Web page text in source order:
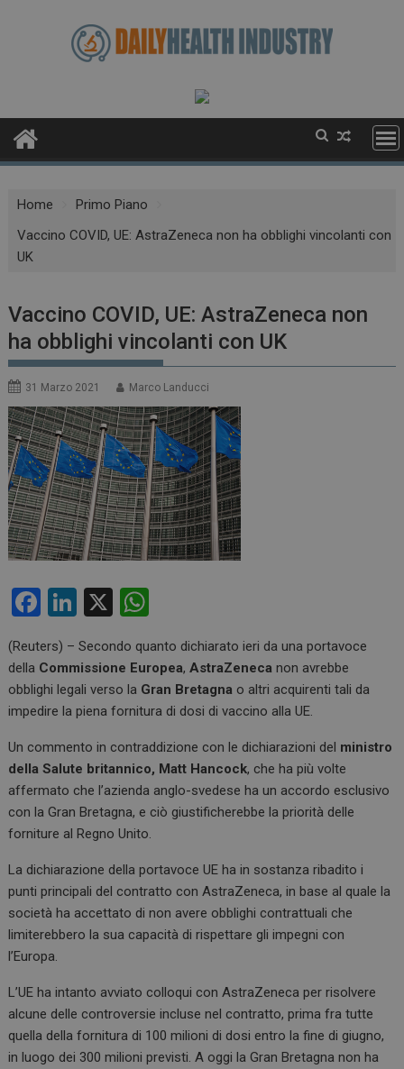
Home
Primo Piano
Vaccino COVID, UE: AstraZeneca non ha obblighi vincolanti con
UK
Vaccino COVID, UE: AstraZeneca non
ha obblighi vincolanti con UK
31 Marzo 2021 Marco Landucci
F
ce
b
o
o
k
Li
ke
dI
n
X
at
s
A
p
p
(Reuters) – Secondo quanto dichiarato ieri da una portavoce
della Commissione Europea,AstraZeneca non avrebbe
obblighi legali verso la Gran Bretagna o altri acquirenti tali da
impedire la piena fornitura di dosi di vaccino alla UE.
Un commento in contraddizione con le dichiarazioni del ministro
della Salute britannico, Matt Hancock, che ha più volte
affermato che l’azienda anglo-svedese ha un accordo esclusivo
con la Gran Bretagna, e ciò giustificherebbe la priorità delle
forniture al Regno Unito.
La dichiarazione della portavoce UE ha in sostanza ribadito i
punti principali del contratto con AstraZeneca, in base al quale la
società ha accettato di non avere obblighi contrattuali che
limiterebbero la sua capacità di rispettare gli impegni con
l’Europa.
L’UE ha intanto avviato colloqui con AstraZeneca per risolvere
alcune delle controversie incluse nel contratto, prima fra tutte
quella della fornitura di 100 milioni di dosi entro la fine di giugno,
in luogo dei 300 milioni previsti. A oggi la Gran Bretagna non ha